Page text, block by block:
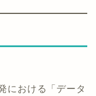
における「データ